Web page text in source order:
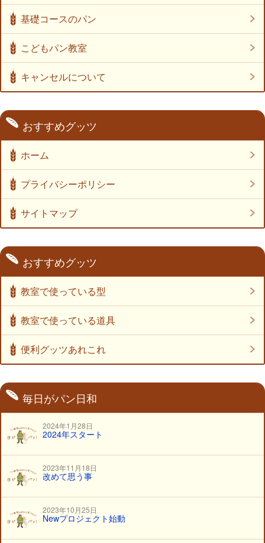
基礎コースのパン
こどもパン教室
キャンセルについて
おすすめグッツ
ホーム
プライバシーポリシー
サイトマップ
おすすめグッツ
教室で使っている型
教室で使っている道具
便利グッツあれこれ
パンウォーマー
毎日がパン日和
2024年1月28日
2024年スタート
2023年11月18日
改めて思う事
2023年10月25日
Newプロジェクト始動